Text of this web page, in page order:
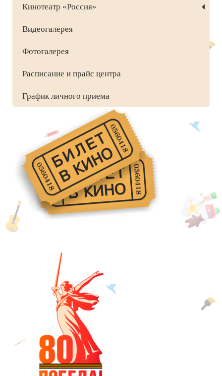
Кинотеатр «Россия»
Видеогалерея
Фотогалерея
Расписание и прайс центра
График личного приема